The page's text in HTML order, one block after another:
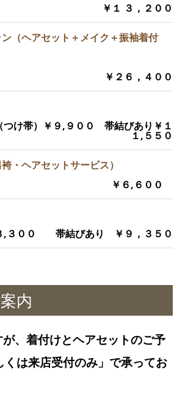
￥１ ３，２００
（ヘアセット＋メイク＋振袖着付
￥２６，４００
つけ帯）￥９,９００ 帯結びあり￥１
１,５５０
アセットサービス）
￥６,６００
３００ 帯結びあり ￥９，３５０
内
、着付けとヘアセットのご予
くは来店受付のみ」で承ってお